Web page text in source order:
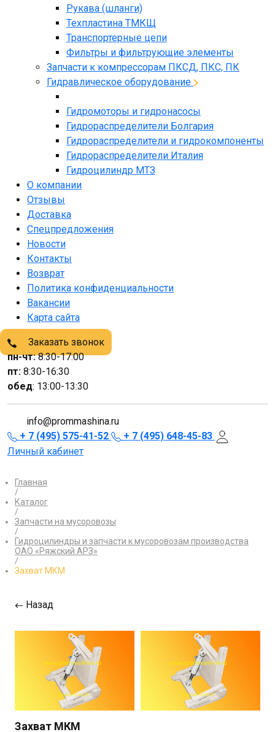
Рукава (шланги)
Техпластина ТМКЩ
Транспортерные цепи
Фильтры и фильтрующие элементы
Запчасти к компрессорам ПКСД, ПКС, ПК
Гидравлическое оборудование
Гидромоторы и гидронасосы
Гидрораспределители Болгария
Гидрораспределители и гидрокомпоненты
Гидрораспределители Италия
Гидроцилиндр МТЗ
О компании
Отзывы
Доставка
Спецпредложения
Новости
Контакты
Возврат
Политика конфиденциальности
Вакансии
Карта сайта
Заказать звонок
пн-чт:8:30-17:00
пт: 8:30-16:30
обед: 13:00-13:30
info@prommashina.ru
+ 7 (495) 575-41-52
+ 7 (495) 648-45-83
Личный кабинет
Главная
/
Каталог
/
Запчасти на мусоровозы
/
Гидроцилиндры и запчасти к мусоровозам производства
ОАО «Ряжский АРЗ»
/
Захват МКМ
Назад
Захват МКМ